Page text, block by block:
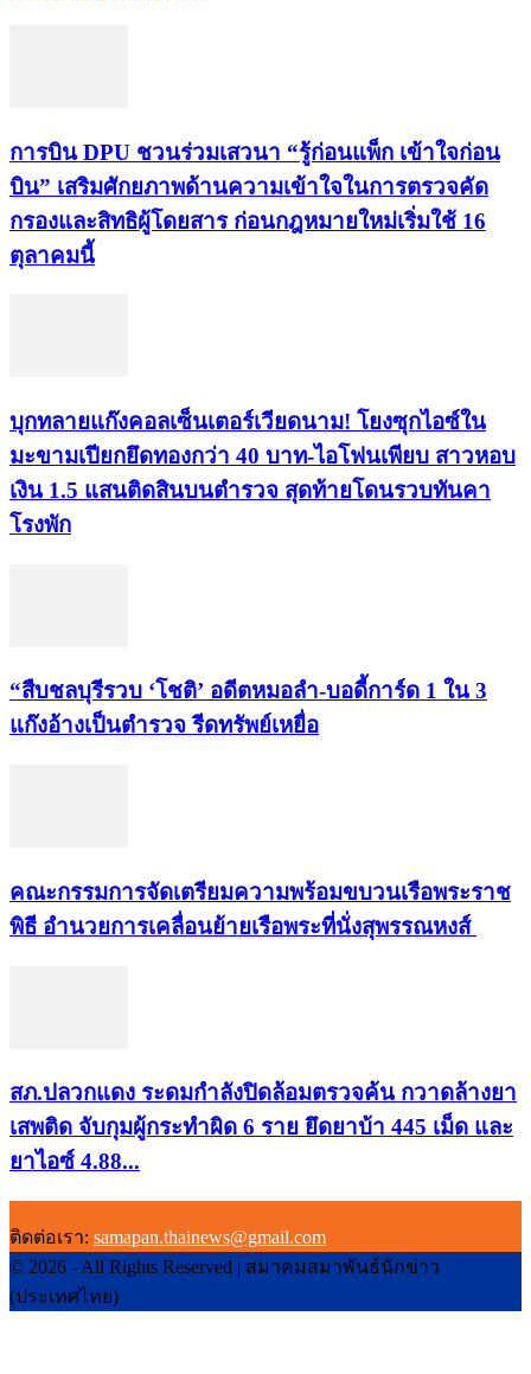
การบิน DPU ชวนร่วมเสวนา “รู้ก่อนแพ็ก เข้าใจก่อน
บิน” เสริมศักยภาพด้านความเข้าใจในการตรวจคัด
กรองและสิทธิผู้โดยสาร ก่อนกฎหมายใหม่เริ่มใช้ 16
ตุลาคมนี้
บุกทลายแก๊งคอลเซ็นเตอร์เวียดนาม! โยงซุกไอซ์ใน
มะขามเปียกยึดทองกว่า 40 บาท-ไอโฟนเพียบ สาวหอบ
เงิน 1.5 แสนติดสินบนตำรวจ สุดท้ายโดนรวบทันคา
โรงพัก
“สืบชลบุรีรวบ ‘โชติ’ อดีตหมอลำ-บอดี้การ์ด 1 ใน 3
แก๊งอ้างเป็นตำรวจ รีดทรัพย์เหยื่อ
คณะกรรมการจัดเตรียมความพร้อมขบวนเรือพระราช
พิธี อำนวยการเคลื่อนย้ายเรือพระที่นั่งสุพรรณหงส์
สภ.ปลวกแดง ระดมกำลังปิดล้อมตรวจค้น กวาดล้างยา
เสพติด จับกุมผู้กระทำผิด 6 ราย ยึดยาบ้า 445 เม็ด และ
ยาไอซ์ 4.88...
ติดต่อเรา: samapan.thainews@gmail.com
© 2026 - All Rights Reserved | สมาคมสมาพันธ์นักข่าว
(ประเทศไทย)